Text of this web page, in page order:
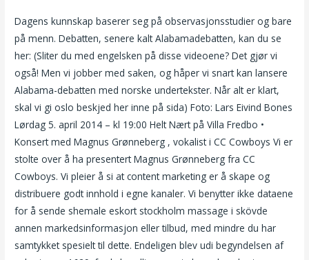
Dagens kunnskap baserer seg på observasjonsstudier og bare
på menn. Debatten, senere kalt Alabamadebatten, kan du se
her: (Sliter du med engelsken på disse videoene? Det gjør vi
også! Men vi jobber med saken, og håper vi snart kan lansere
Alabama-debatten med norske undertekster. Når alt er klart,
skal vi gi oslo beskjed her inne på sida) Foto: Lars Eivind Bones
Lørdag 5. april 2014 – kl 19:00 Helt Nært på Villa Fredbo •
Konsert med Magnus Grønneberg , vokalist i CC Cowboys Vi er
stolte over å ha presentert Magnus Grønneberg fra CC
Cowboys. Vi pleier å si at content marketing er å skape og
distribuere godt innhold i egne kanaler. Vi benytter ikke dataene
for å sende shemale eskort stockholm massage i skövde
annen markedsinformasjon eller tilbud, med mindre du har
samtykket spesielt til dette. Endeligen blev udi begyndelsen af